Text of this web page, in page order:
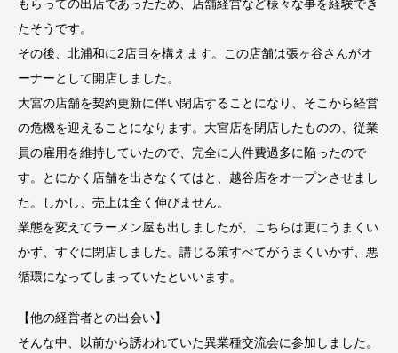
もらっての出店であったため、店舗経営など様々な事を経験でき
たそうです。
その後、北浦和に2店目を構えます。この店舗は張ヶ谷さんがオ
ーナーとして開店しました。
大宮の店舗を契約更新に伴い閉店することになり、そこから経営
の危機を迎えることになります。大宮店を閉店したものの、従業
員の雇用を維持していたので、完全に人件費過多に陥ったので
す。とにかく店舗を出さなくてはと、越谷店をオープンさせまし
た。しかし、売上は全く伸びません。
業態を変えてラーメン屋も出しましたが、こちらは更にうまくい
かず、すぐに閉店しました。講じる策すべてがうまくいかず、悪
循環になってしまっていたといいます。
【他の経営者との出会い】
そんな中、以前から誘われていた異業種交流会に参加しました。